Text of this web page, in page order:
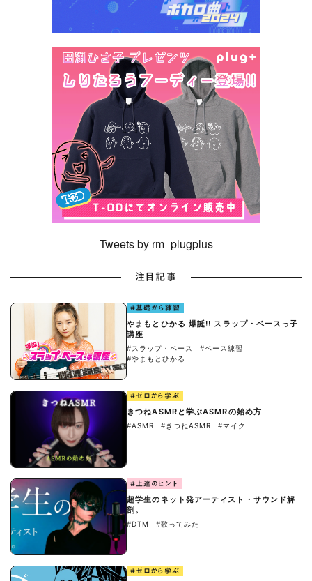
Tweets by rm_plugplus
注目記事
#基礎から練習
やまもとひかる 爆誕!! スラップ・ベースっ子
講座
#スラップ・ベース
#ベース練習
#やまもとひかる
#ゼロから学ぶ
きつねASMRと学ぶASMRの始め方
#ASMR #きつねASMR #マイク
#上達のヒント
超学生のネット発アーティスト・サウンド解
剖。
#DTM #歌ってみた
#ゼロから学ぶ